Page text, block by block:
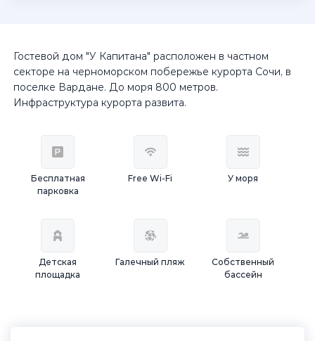
Гостевой дом "У Капитана" расположен в частном
секторе на черноморском побережье курорта Сочи, в
поселке Вардане. До моря 800 метров.
Инфраструктура курорта развита.
Бесплатная
парковка
Free Wi-Fi У моря
Детская
площадка
Галечный пляж
Собственный
бассейн